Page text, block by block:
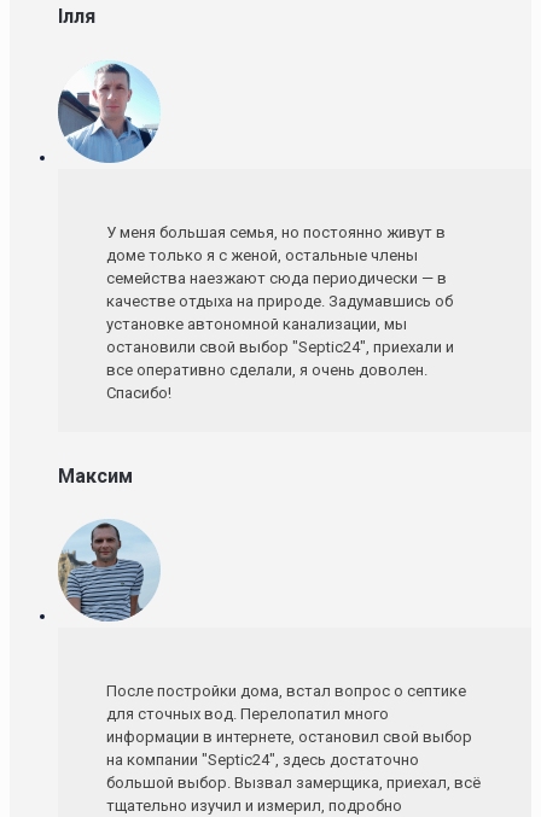
Ілля
У меня большая семья, но постоянно живут в
доме только я с женой, остальные члены
семейства наезжают сюда периодически — в
качестве отдыха на природе. Задумавшись об
установке автономной канализации, мы
остановили свой выбор "Septic24", приехали и
все оперативно сделали, я очень доволен.
Спасибо!
Максим
После постройки дома, встал вопрос о септике
для сточных вод. Перелопатил много
информации в интернете, остановил свой выбор
на компании "Septic24", здесь достаточно
большой выбор. Вызвал замерщика, приехал, всё
тщательно изучил и измерил, подробно